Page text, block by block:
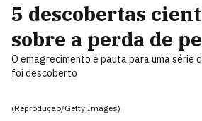
5 descobertas
sobre a perda de
O emagrecimento é pauta para uma série
foi descoberto
(Reprodução/Getty Images)